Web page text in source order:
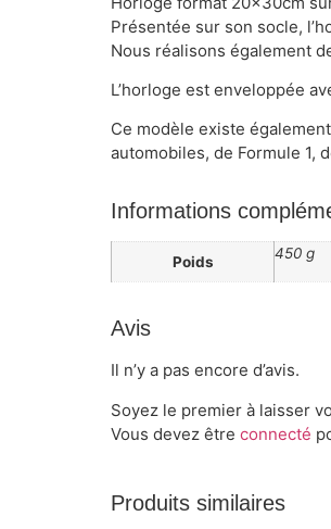
Présentée sur son socle,
Nous réalisons également
L’horloge est enveloppée
Ce modèle existe
automobiles, de Formule 1,
Informations
Poids 450 g
Avis
Il n’y a pas encore d’avis.
Soyez le premier à laisser
Vous devez être connecté
Produits similaires